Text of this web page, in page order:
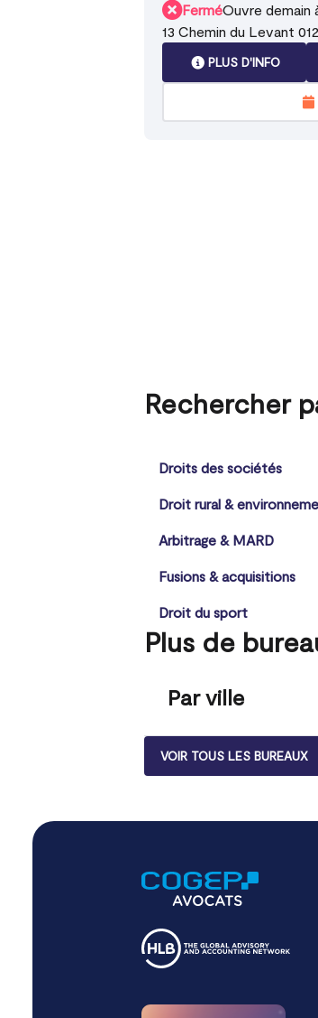
FerméOuvre demain
13 Chemin du Levant
PLUS D'INFO
Rechercher
Droits des sociétés
Droit rural &
Arbitrage & MARD
Fusions & acquisitions
Droit du sport
Plus de
Par ville
VOIR TOUS LES BUREAUX